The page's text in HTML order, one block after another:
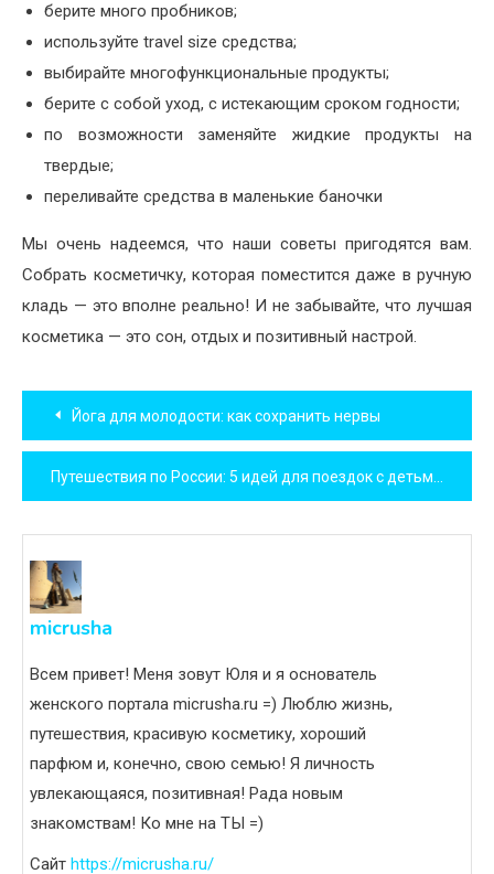
берите много пробников;
используйте travel size средства;
выбирайте многофункциональные продукты;
берите с собой уход, с истекающим сроком годности;
по возможности заменяйте жидкие продукты на
твердые;
переливайте средства в маленькие баночки
Мы очень надеемся, что наши советы пригодятся вам.
Собрать косметичку, которая поместится даже в ручную
кладь — это вполне реально! И не забывайте, что лучшая
косметика — это сон, отдых и позитивный настрой.
Навигация
по
записям
Йога для молодости: как сохранить нервы
Путешествия по России: 5 идей для поездок с детьми
micrusha
Всем привет! Меня зовут Юля и я основатель
женского портала micrusha.ru =) Люблю жизнь,
путешествия, красивую косметику, хороший
парфюм и, конечно, свою семью! Я личность
увлекающаяся, позитивная! Рада новым
знакомствам! Ко мне на ТЫ =)
Сайт https://micrusha.ru/